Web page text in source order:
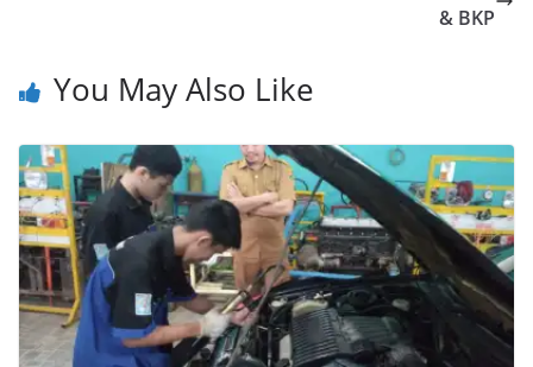
& BKP
You May Also Like